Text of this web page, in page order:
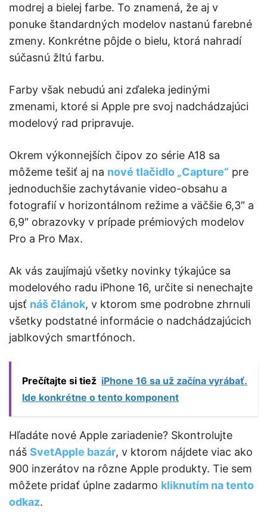
modrej a bielej farbe. To znamená, že aj v
ponuke štandardných modelov nastanú farebné
zmeny. Konkrétne pôjde o bielu, ktorá nahradí
súčasnú žltú farbu.
Farby však nebudú ani zďaleka jedinými
zmenami, ktoré si Apple pre svoj nadchádzajúci
modelový rad pripravuje.
Okrem výkonnejších čipov zo série A18 sa
môžeme tešiť aj na nové tlačidlo „Capture“ pre
jednoduchšie zachytávanie video-obsahu a
fotografií v horizontálnom režime a väčšie 6,3″ a
6,9″ obrazovky v prípade prémiových modelov
Pro a Pro Max.
Ak vás zaujímajú všetky novinky týkajúce sa
modelového radu iPhone 16, určite si nenechajte
ujsť náš článok, v ktorom sme podrobne zhrnuli
všetky podstatné informácie o nadchádzajúcich
jablkových smartfónoch.
Prečítajte si tiež iPhone 16 sa už začína vyrábať.
Ide konkrétne o tento komponent
Hľadáte nové Apple zariadenie? Skontrolujte
náš SvetApple bazár, v ktorom nájdete viac ako
900 inzerátov na rôzne Apple produkty. Tie sem
môžete pridať úplne zadarmo kliknutím na tento
odkaz.